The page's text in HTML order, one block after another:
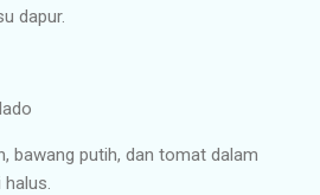
dapur.
bawang putih, dan tomat dalam